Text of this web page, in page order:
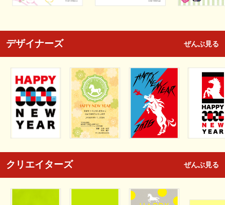
デザイナーズ ぜんぶ見る
クリエイターズ ぜんぶ見る